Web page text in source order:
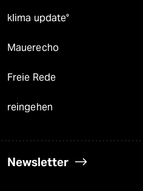
klima update°
Mauerecho
Freie Rede
reingehen
Newsletter